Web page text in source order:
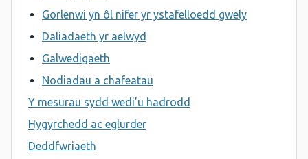
Gorlenwi yn ôl nifer yr ystafelloedd gwely
Daliadaeth yr aelwyd
Galwedigaeth
Nodiadau a chafeatau
Y mesurau sydd wedi’u hadrodd
Hygyrchedd ac eglurder
Deddfwriaeth